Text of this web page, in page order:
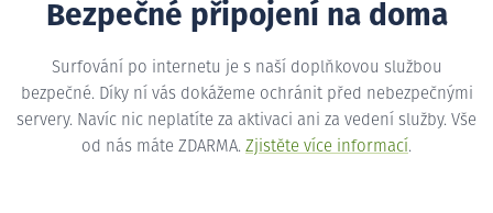
Bezpečné připojení na doma
Surfování po internetu je s naší doplňkovou službou
bezpečné. Díky ní vás dokážeme ochránit před nebezpečnými
servery. Navíc nic neplatíte za aktivaci ani za vedení služby. Vše
od nás máte ZDARMA. Zjistěte více informací.